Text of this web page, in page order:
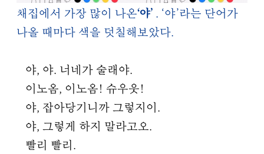
채집에서 가장 많이 나온‘야’ . ‘야’라는 단어가
나올 때마다 색을 덧칠해보았다.
야, 야. 너네가 술래야.
이노옴, 이노옴! 슈우웃!
야, 잡아당기니까 그렇지이.
야, 그렇게 하지 말라고오.
빨리 빨리.